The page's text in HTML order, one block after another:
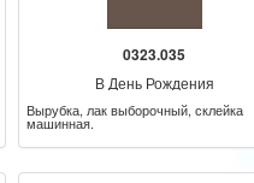
0323.035
В День Рождения
Вырубка, лак выборочный, склейка
машинная.